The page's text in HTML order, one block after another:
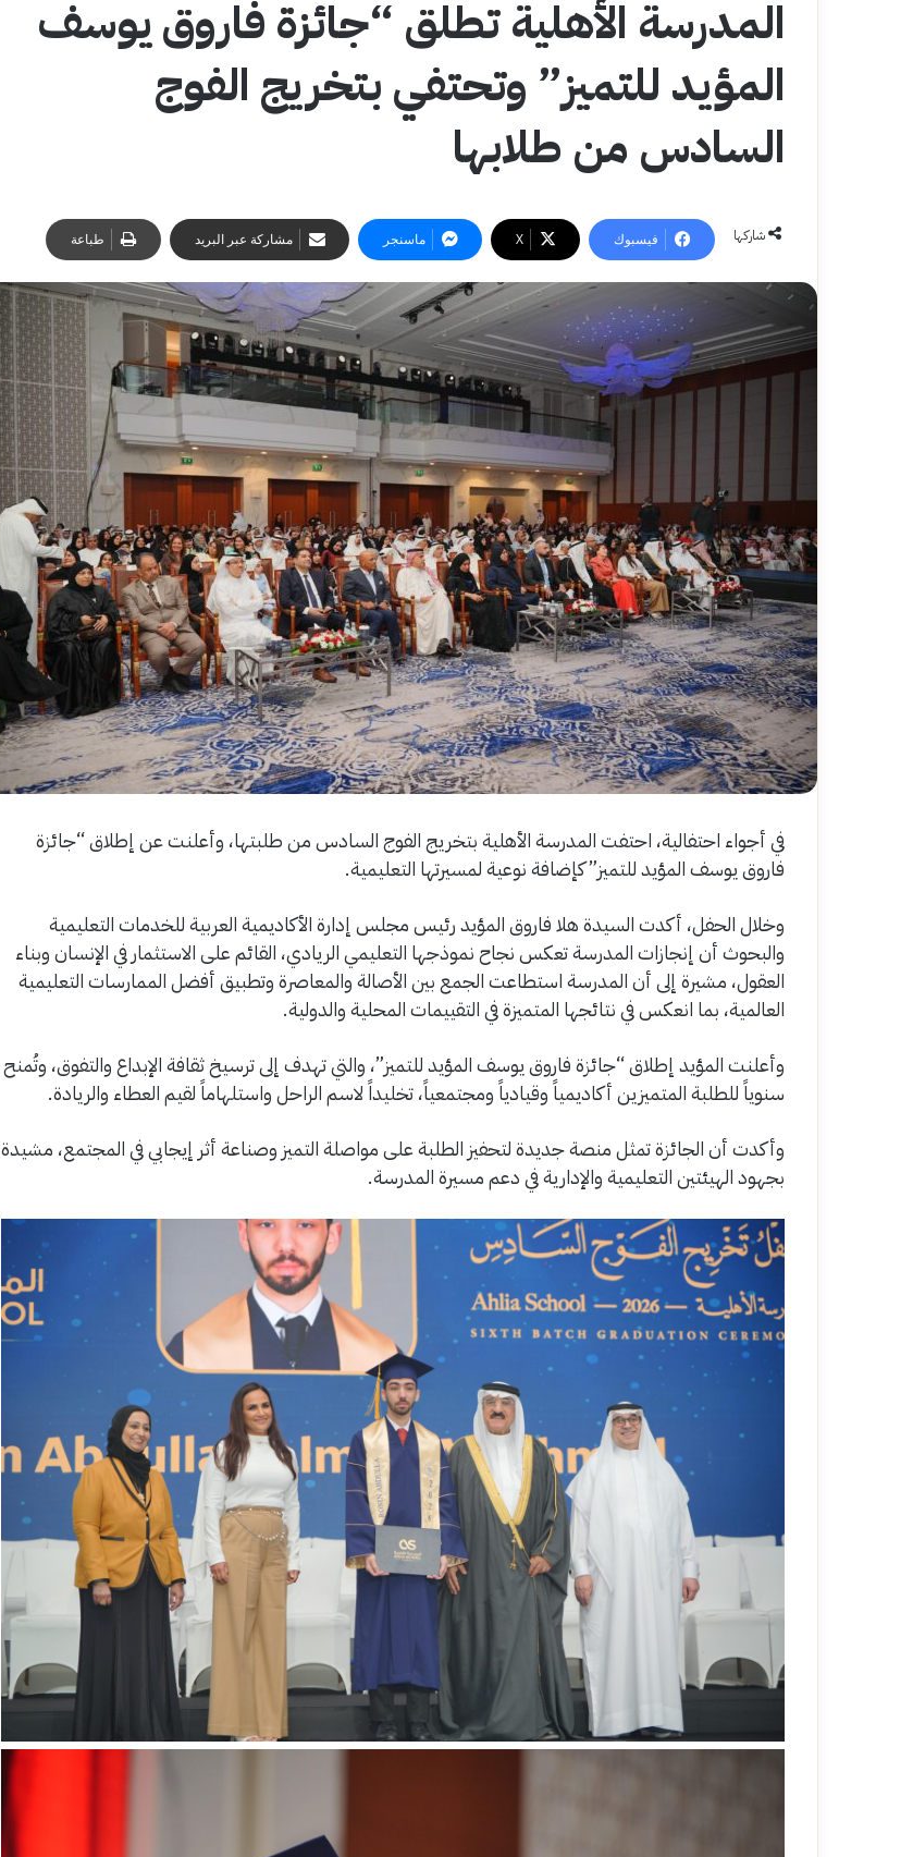
المدرسة الأهلية تطلق “جائزة فاروق يوسف
المؤيد للتميز” وتحتفي بتخريج الفوج
السادس من طلابها
شاركها فيسبوك ‫X ماسنجر مشاركة عبر البريد طباعة
في أجواء احتفالية، احتفت المدرسة الأهلية بتخريج الفوج السادس من طلبتها، وأعلنت عن إطلاق “جائزة
فاروق يوسف المؤيد للتميز” كإضافة نوعية لمسيرتها التعليمية.
وخلال الحفل، أكدت السيدة هلا فاروق المؤيد رئيس مجلس إدارة الأكاديمية العربية للخدمات التعليمية
والبحوث أن إنجازات المدرسة تعكس نجاح نموذجها التعليمي الريادي، القائم على الاستثمار في الإنسان وبناء
العقول، مشيرة إلى أن المدرسة استطاعت الجمع بين الأصالة والمعاصرة وتطبيق أفضل الممارسات التعليمية
العالمية، بما انعكس في نتائجها المتميزة في التقييمات المحلية والدولية.
وأعلنت المؤيد إطلاق “جائزة فاروق يوسف المؤيد للتميز”، والتي تهدف إلى ترسيخ ثقافة الإبداع والتفوق، وتُمنح
سنوياً للطلبة المتميزين أكاديمياً وقيادياً ومجتمعياً، تخليداً لاسم الراحل واستلهاماً لقيم العطاء والريادة.
وأكدت أن الجائزة تمثل منصة جديدة لتحفيز الطلبة على مواصلة التميز وصناعة أثر إيجابي في المجتمع، مشيدة
بجهود الهيئتين التعليمية والإدارية في دعم مسيرة المدرسة.